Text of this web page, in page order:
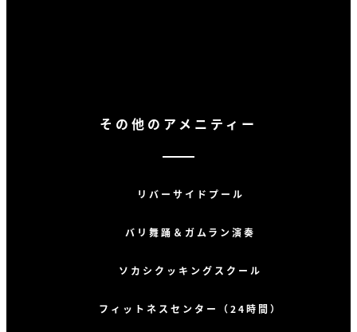
その他のアメニティー
リバーサイドプール
バリ舞踊＆ガムラン演奏
ソカシクッキングスクール
フィットネスセンター（24時間）